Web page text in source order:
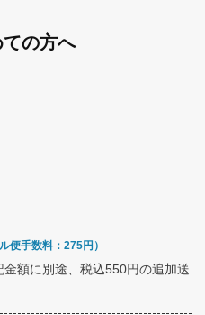
の方へ
便手数料：275円）
額に別途、税込550円の追加送